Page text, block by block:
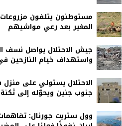
مستوطنون يتلفون
المغير بعد رعي مواشيهم
جيش الاحتلال يواصل نسف
واستهداف خيام النازحين
الاحتلال يستولي على منزل
جنوب جنين ويحوّله إلى
وول ستريت جورنال: